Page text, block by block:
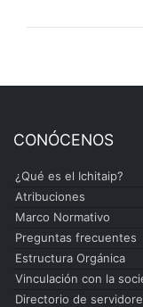
CONÓCENOS
¿Qué es el Ichitaip?
Atribuciones
Marco Normativo
Preguntas frecuentes
Estructura Orgánica
Vinculación con la
Directorio de